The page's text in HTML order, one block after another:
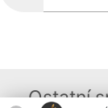
Ostatní